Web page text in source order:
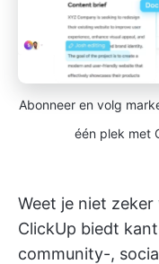
Abonneer en volg
één plek met
Weet je niet
ClickUp biedt
community-,